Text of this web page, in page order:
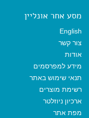
מסע אחר אונליין
English
צור קשר
אודות
מידע למפרסמים
תנאי שימוש באתר
רשימת מוצרים
ארכיון ניוזלטר
מפת אתר